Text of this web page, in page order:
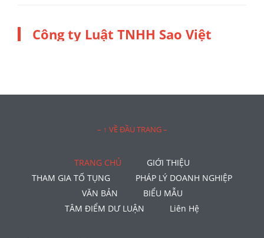
Công ty Luật TNHH Sao Việt
– ↑ VỀ ĐẦU TRANG –
TRANG CHỦ
GIỚI THIỆU
THAM GIA TỐ TỤNG
PHÁP LÝ DOANH NGHIỆP
VĂN BẢN
BIỂU MẪU
TÂM ĐIỂM DƯ LUẬN
Liên Hệ